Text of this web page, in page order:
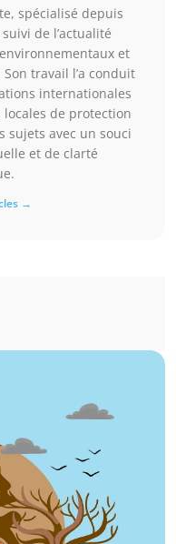
spécialisé depuis
de l’actualité
et
travail l’a conduit
internationales
de protection
sujets avec un souci
et de clarté
→